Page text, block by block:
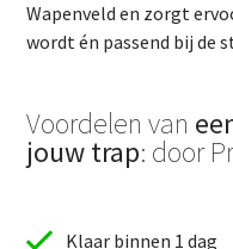
Wapenveld en zorgt
wordt én passend bij de
Voordelen van
jouw trap: door
Klaar binnen 1 dag